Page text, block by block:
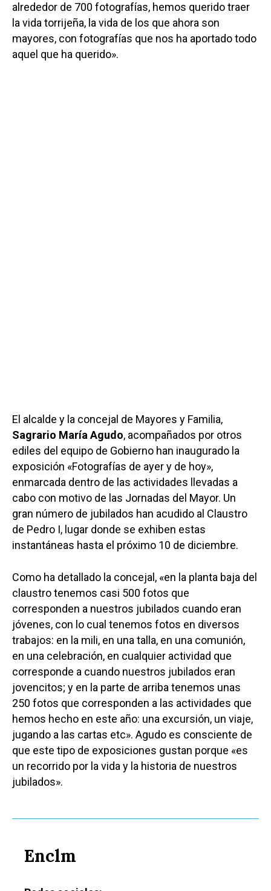
alrededor de 700 fotografías, hemos querido traer
la vida torrijeña, la vida de los que ahora son
mayores, con fotografías que nos ha aportado todo
aquel que ha querido».
El alcalde y la concejal de Mayores y Familia,
Sagrario María Agudo, acompañados por otros
ediles del equipo de Gobierno han inaugurado la
exposición «Fotografías de ayer y de hoy»,
enmarcada dentro de las actividades llevadas a
cabo con motivo de las Jornadas del Mayor. Un
gran número de jubilados han acudido al Claustro
de Pedro I, lugar donde se exhiben estas
instantáneas hasta el próximo 10 de diciembre.
Como ha detallado la concejal, «en la planta baja del
claustro tenemos casi 500 fotos que
corresponden a nuestros jubilados cuando eran
jóvenes, con lo cual tenemos fotos en diversos
trabajos: en la mili, en una talla, en una comunión,
en una celebración, en cualquier actividad que
corresponde a cuando nuestros jubilados eran
jovencitos; y en la parte de arriba tenemos unas
250 fotos que corresponden a las actividades que
hemos hecho en este año: una excursión, un viaje,
jugando a las cartas etc». Agudo es consciente de
que este tipo de exposiciones gustan porque «es
un recorrido por la vida y la historia de nuestros
jubilados».
Enclm